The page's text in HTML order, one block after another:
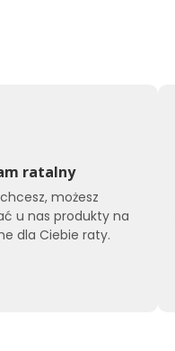
ratalny
możesz
u nas produkty na
dla Ciebie raty.